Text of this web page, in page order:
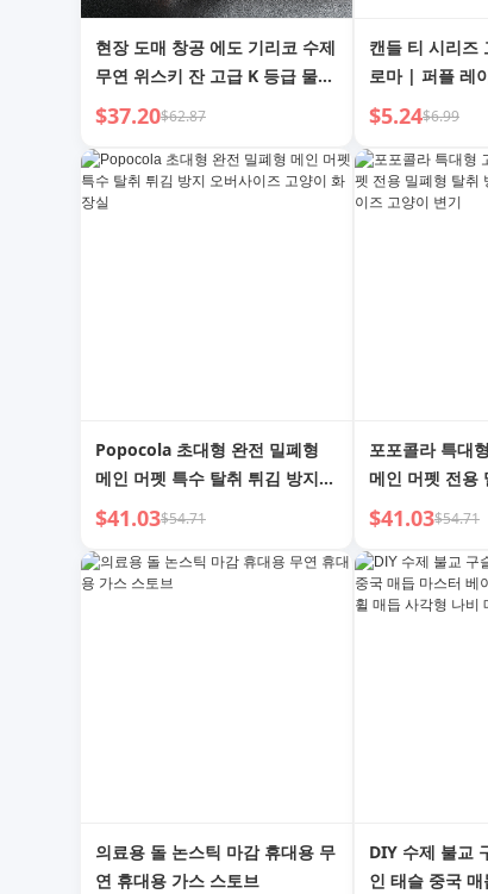
현장 도매 창공 에도 기리코 수제
무연 위스키 잔 고급 K 등급 물컵
고급 선물
$37.20$62.87
캔들 티 시리즈
로마 | 퍼플 레
$5.24$6.99
Popocola 초대형 완전 밀폐형
메인 머펫 특수 탈취 튀김 방지
오버사이즈 고양이 화장실
$41.03$54.71
포포콜라 특대
메인 머펫 전용
튀김 방지 오버
$41.03$54.71
의료용 돌 논스틱 마감 휴대용 무
연 휴대용 가스 스토브
DIY 수제 불교
인 태슬 중국